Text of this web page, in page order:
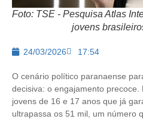
Foto: TSE - Pesquisa Atlas
jovens
24/03/2026 17:54
O cenário político paranaense
decisiva: o engajamento
jovens de 16 e 17 anos que já
ultrapassa os 51 mil, um número